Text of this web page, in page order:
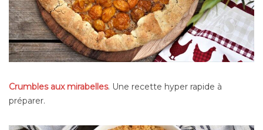
Crumbles aux mirabelles. Une recette hyper rapide à
préparer.